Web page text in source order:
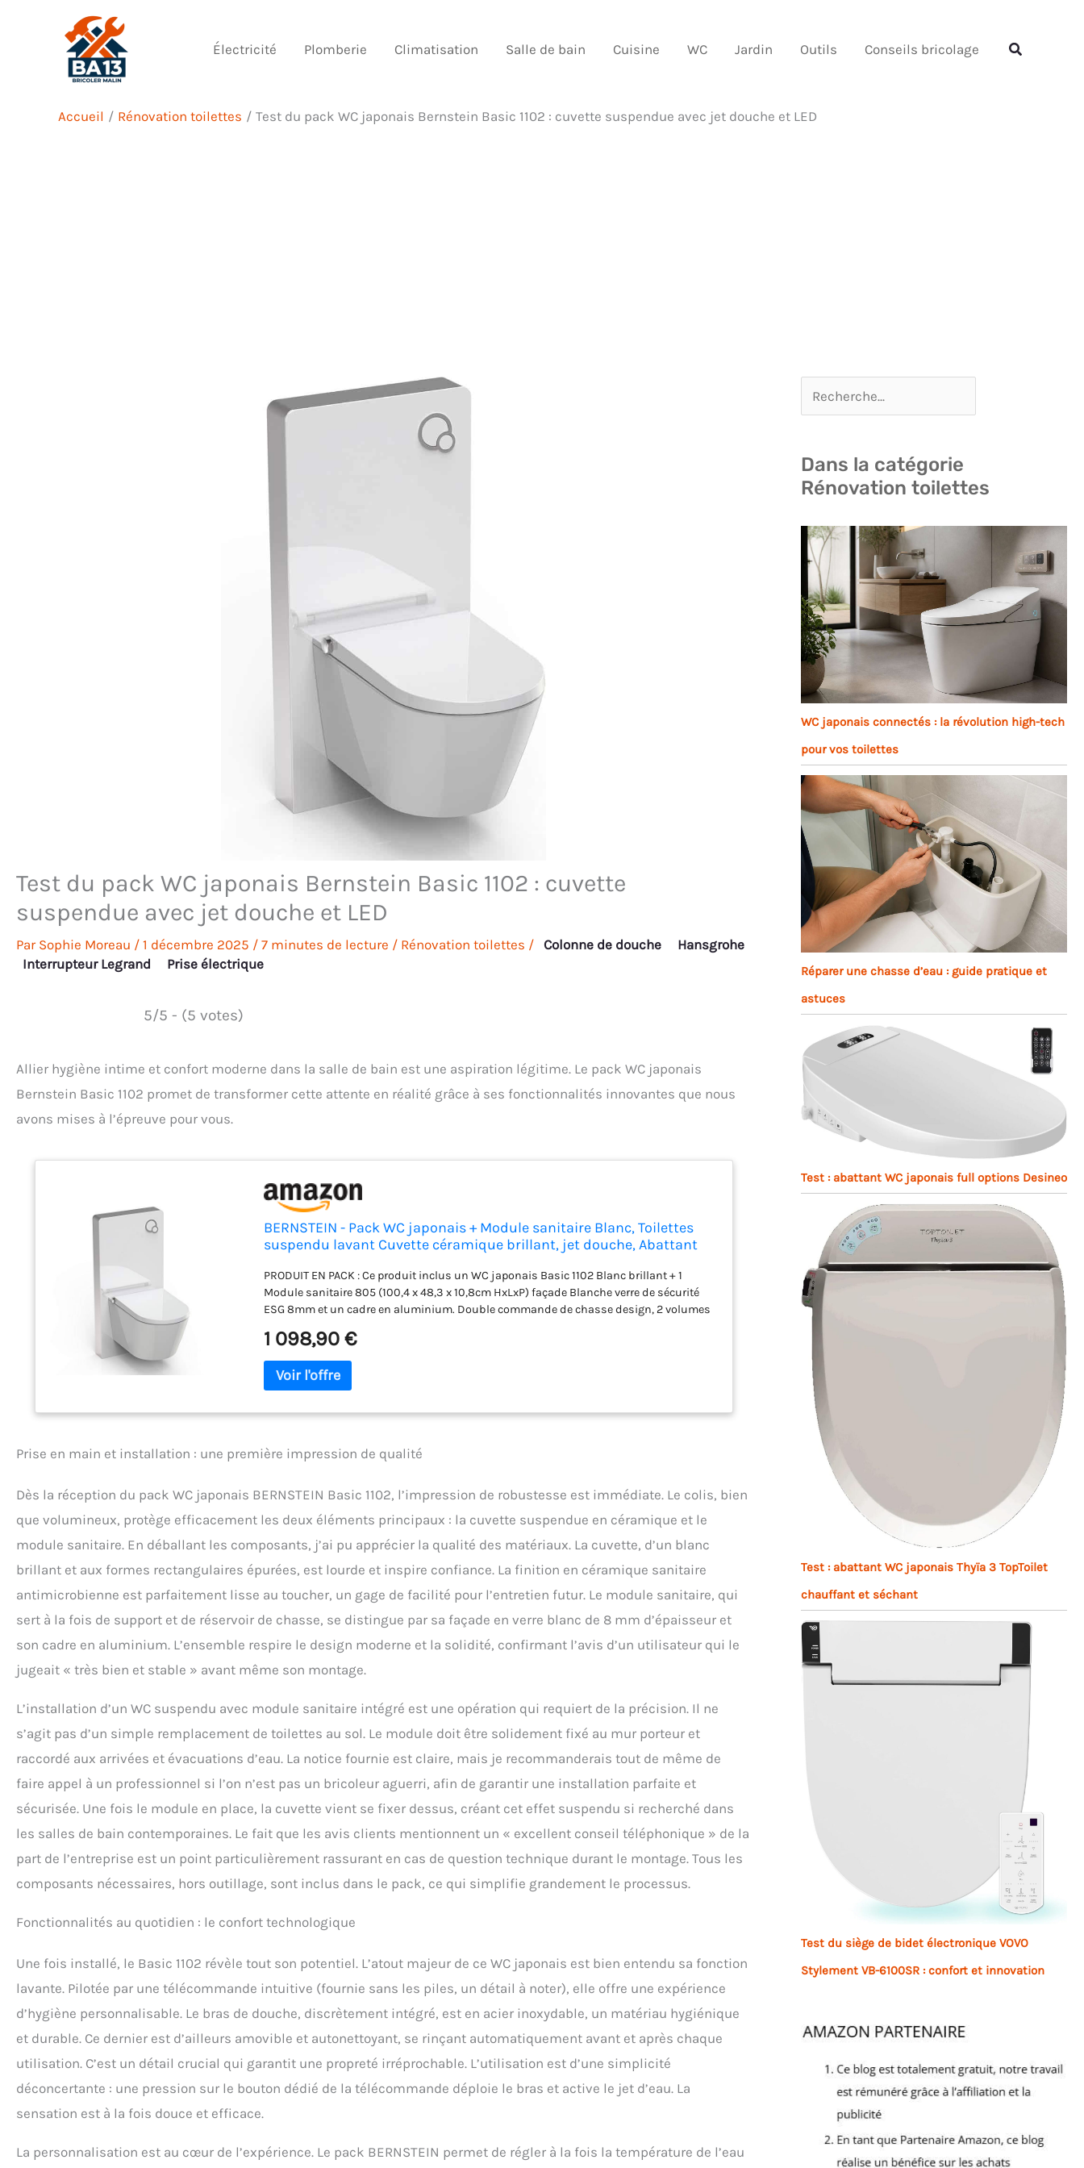
Électricité Plomberie Climatisation Salle de bain Cuisine WC Jardin Outils Conseils bricolage Rechercher
Accueil Rénovation toilettes Test du pack WC japonais Bernstein Basic 1102 : cuvette suspendue avec jet douche et LED
Test du pack WC japonais Bernstein Basic 1102 : cuvette
suspendue avec jet douche et LED
Par Sophie Moreau / 1 décembre 2025 / 7 minutes de lecture / Rénovation toilettes / Colonne de douche
Hansgrohe
Interrupteur Legrand
Prise électrique
5/5 - (5 votes)
Allier hygiène intime et confort moderne dans la salle de bain est une aspiration légitime. Le pack WC japonais
Bernstein Basic 1102 promet de transformer cette attente en réalité grâce à ses fonctionnalités innovantes que nous
avons mises à l’épreuve pour vous.
BERNSTEIN - Pack WC japonais + Module sanitaire Blanc, Toilettes
suspendu lavant Cuvette céramique brillant, jet douche, Abattant
PRODUIT EN PACK : Ce produit inclus un WC japonais Basic 1102 Blanc brillant + 1
Module sanitaire 805 (100,4 x 48,3 x 10,8cm HxLxP) façade Blanche verre de sécurité
ESG 8mm et un cadre en aluminium. Double commande de chasse design, 2 volumes
ÉLÉGANT : Ce WC japonais suspendu en céramique sanitaire de haute qualité avec
finition blanc brillant offre un design moderne et épuré. Ses dimensions compactes
(38,4 x 59,3 x 38 cm) s’intègrent parfaitement, avec style, dans les toilettes comme
dans les salles de bains. NETTOYAGE PARFAIT : Le jet d'eau pulsé et oscillant assure un
nettoyage précis, efficace et tout en douceur, avec douche arrière et douchette féminine.
fonctions de rinçage sont contrôlables via le bouton latéral. HYGIÈNE OPTIMALE : La
buse se nettoie automatiquement avant et après chaque usage, elle peut également se
rinçage efficace et complet après utilisation. La cuvette sans rebord et les matériaux
antimicrobiens limitent les saletés. INSTALLATION SIMPLE : Ce WC japonais mural (32
kg) se raccorde facilement à l’arrivée électrique via un câble d’environ 50 cm. Livré avec
tout le nécessaire de montage et un mode d'emploi et d'installation clair pour une mise
en service rapide, côté eau et électricité.
1 098,90 €
Prise en main et installation : une première impression de qualité
Dès la réception du pack WC japonais BERNSTEIN Basic 1102, l’impression de robustesse est immédiate. Le colis, bien
que volumineux, protège efficacement les deux éléments principaux : la cuvette suspendue en céramique et le
module sanitaire. En déballant les composants, j’ai pu apprécier la qualité des matériaux. La cuvette, d’un blanc
brillant et aux formes rectangulaires épurées, est lourde et inspire confiance. La finition en céramique sanitaire
antimicrobienne est parfaitement lisse au toucher, un gage de facilité pour l’entretien futur. Le module sanitaire, qui
sert à la fois de support et de réservoir de chasse, se distingue par sa façade en verre blanc de 8 mm d’épaisseur et
son cadre en aluminium. L’ensemble respire le design moderne et la solidité, confirmant l’avis d’un utilisateur qui le
jugeait « très bien et stable » avant même son montage.
L’installation d’un WC suspendu avec module sanitaire intégré est une opération qui requiert de la précision. Il ne
s’agit pas d’un simple remplacement de toilettes au sol. Le module doit être solidement fixé au mur porteur et
raccordé aux arrivées et évacuations d’eau. La notice fournie est claire, mais je recommanderais tout de même de
faire appel à un professionnel si l’on n’est pas un bricoleur aguerri, afin de garantir une installation parfaite et
sécurisée. Une fois le module en place, la cuvette vient se fixer dessus, créant cet effet suspendu si recherché dans
les salles de bain contemporaines. Le fait que les avis clients mentionnent un « excellent conseil téléphonique » de la
part de l’entreprise est un point particulièrement rassurant en cas de question technique durant le montage. Tous les
composants nécessaires, hors outillage, sont inclus dans le pack, ce qui simplifie grandement le processus.
Fonctionnalités au quotidien : le confort technologique
Une fois installé, le Basic 1102 révèle tout son potentiel. L’atout majeur de ce WC japonais est bien entendu sa fonction
lavante. Pilotée par une télécommande intuitive (fournie sans les piles, un détail à noter), elle offre une expérience
d’hygiène personnalisable. Le bras de douche, discrètement intégré, est en acier inoxydable, un matériau hygiénique
et durable. Ce dernier est d’ailleurs amovible et autonettoyant, se rinçant automatiquement avant et après chaque
utilisation. C’est un détail crucial qui garantit une propreté irréprochable. L’utilisation est d’une simplicité
déconcertante : une pression sur le bouton dédié de la télécommande déploie le bras et active le jet d’eau. La
sensation est à la fois douce et efficace.
La personnalisation est au cœur de l’expérience. Le pack BERNSTEIN permet de régler à la fois la température de l’eau
Dans la catégorie
Rénovation toilettes
WC japonais connectés : la révolution high-tech
pour vos toilettes
Réparer une chasse d’eau : guide pratique et
astuces
Test : abattant WC japonais full options Desineo
Test : abattant WC japonais Thyïa 3 TopToilet
chauffant et séchant
Test du siège de bidet électronique VOVO
Stylement VB-6100SR : confort et innovation